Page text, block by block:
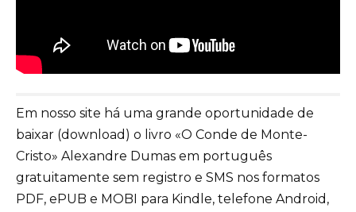
Em nosso site há uma grande oportunidade de
baixar (download) o livro «O Conde de Monte-
Cristo» Alexandre Dumas em português
gratuitamente sem registro e SMS nos formatos
PDF, ePUB e MOBI para Kindle, telefone Android,